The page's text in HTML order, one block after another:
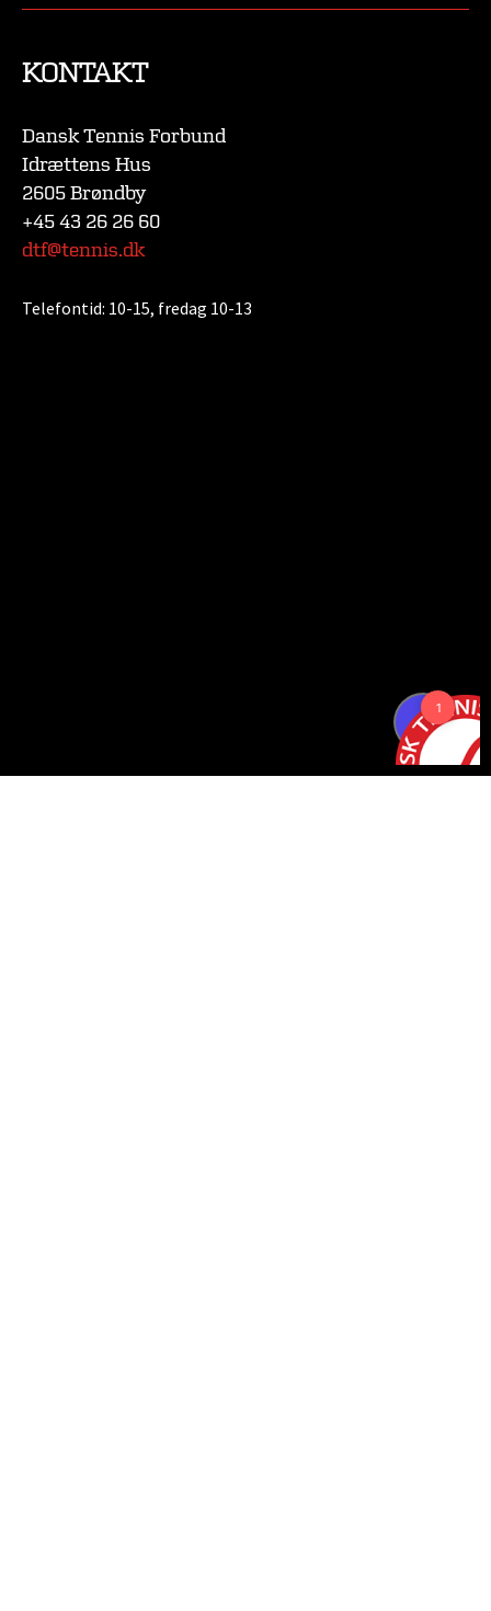
KONTAKT
Dansk Tennis Forbund
Idrættens Hus
2605 Brøndby
+45 43 26 26 60
dtf@tennis.dk
Telefontid: 10-15, fredag 10-13